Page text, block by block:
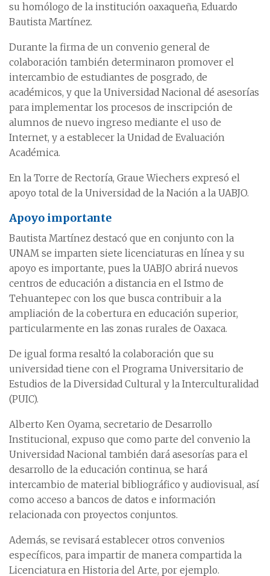
su homólogo de la institución oaxaqueña, Eduardo
Bautista Martínez.
Durante la firma de un convenio general de
colaboración también determinaron promover el
intercambio de estudiantes de posgrado, de
académicos, y que la Universidad Nacional dé asesorías
para implementar los procesos de inscripción de
alumnos de nuevo ingreso mediante el uso de
Internet, y a establecer la Unidad de Evaluación
Académica.
En la Torre de Rectoría, Graue Wiechers expresó el
apoyo total de la Universidad de la Nación a la UABJO.
Apoyo importante
Bautista Martínez destacó que en conjunto con la
UNAM se imparten siete licenciaturas en línea y su
apoyo es importante, pues la UABJO abrirá nuevos
centros de educación a distancia en el Istmo de
Tehuantepec con los que busca contribuir a la
ampliación de la cobertura en educación superior,
particularmente en las zonas rurales de Oaxaca.
De igual forma resaltó la colaboración que su
universidad tiene con el Programa Universitario de
Estudios de la Diversidad Cultural y la Interculturalidad
(PUIC).
Alberto Ken Oyama, secretario de Desarrollo
Institucional, expuso que como parte del convenio la
Universidad Nacional también dará asesorías para el
desarrollo de la educación continua, se hará
intercambio de material bibliográfico y audiovisual, así
como acceso a bancos de datos e información
relacionada con proyectos conjuntos.
Además, se revisará establecer otros convenios
específicos, para impartir de manera compartida la
Licenciatura en Historia del Arte, por ejemplo.